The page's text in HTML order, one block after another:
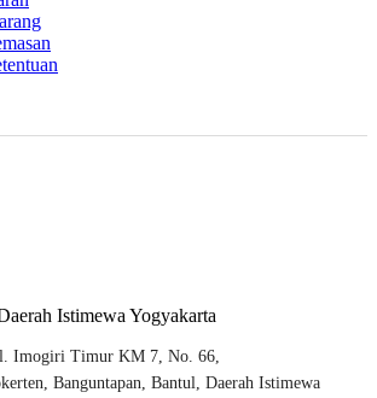
Istimewa Yogyakarta
Imogiri Timur KM 7, No. 66,
Banguntapan, Bantul, Daerah Istimewa